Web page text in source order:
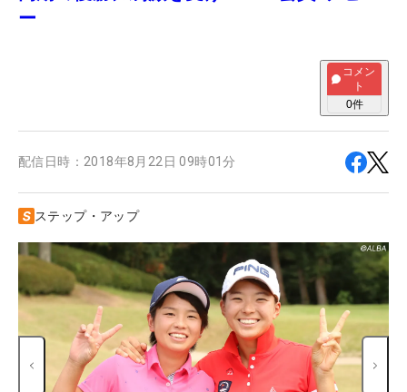
ー
コメン
ト
0件
配信日時： 2018年8月22日 09時01分
ステップ・アップ